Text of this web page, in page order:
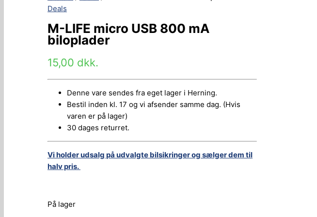
Deals
M-LIFE micro USB 800 mA
biloplader
15,00 dkk.
Denne vare sendes fra eget lager i Herning.
Bestil inden kl. 17 og vi afsender samme dag. (Hvis
varen er på lager)
30 dages returret.
Vi holder udsalg på udvalgte bilsikringer og sælger dem til
halv pris.
På lager